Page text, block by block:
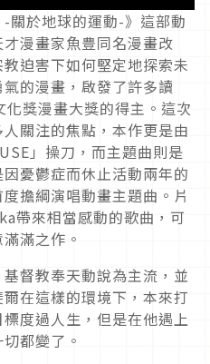
關於地球的運動-》這部動
漫畫家魚豊同名漫畫改
迫害下如何堅定地探索未
的漫畫，啟發了許多讀
獎漫畫大獎的得主。這次
關注的焦點，本作更是由
」操刀，而主題曲則是
憂鬱症而休止活動兩年的
擔綱演唱動畫主題曲。片
帶來相當感動的歌曲，可
滿之作。
督教奉天動說為主流，並
在這樣的環境下，本來打
度過人生，但是在他遇上
都變了。